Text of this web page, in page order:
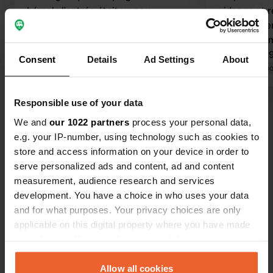
Consent Details Ad Settings About
Responsible use of your data
We and our 1022 partners process your personal data,
e.g. your IP-number, using technology such as cookies to
store and access information on your device in order to
serve personalized ads and content, ad and content
measurement, audience research and services
development. You have a choice in who uses your data
and for what purposes. Your privacy choices are only
applicable on this digital property where you have made
any time from the Cookie Declaration or by clicking on
the Privacy trigger icon.Allow all cookies
bémol : l’entrée était un peu
suffisait de se rendre au parc
pouvait rétablir la connexion. Le
emplacements spacieux et se trouve
à proximité de Brantôme (où, soit dit
en passant, il n’y a pas grand-chose à
faire). Pendant les heures d’ouverture
du parc situé derrière le camping, des
toilettes sont également accessibles
jusqu’à environ 18 h.
vidange et
et
Paiement : 9,10 €. Le
agréable,
Traduit par
Voir tous les 15 avis
Es-tu déjà venu ici ?